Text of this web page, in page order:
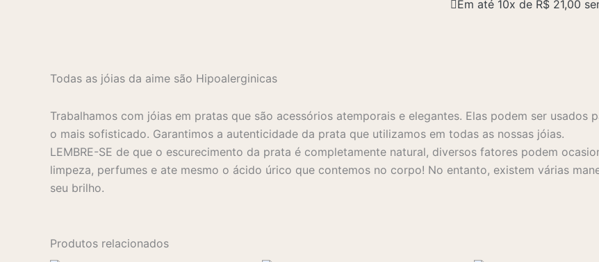
Em até 10x de R$ 21,00
Todas as jóias da aime são Hipoalerginicas
Trabalhamos com jóias em pratas que são acessórios atemporais e elegantes. Elas podem ser
o mais sofisticado. Garantimos a autenticidade da prata que utilizamos em todas as nossas jóias.
LEMBRE-SE de que o escurecimento da prata é completamente natural, diversos fatores podem
limpeza, perfumes e ate mesmo o ácido úrico que contemos no corpo! No entanto, existem várias
seu brilho.
Produtos relacionados